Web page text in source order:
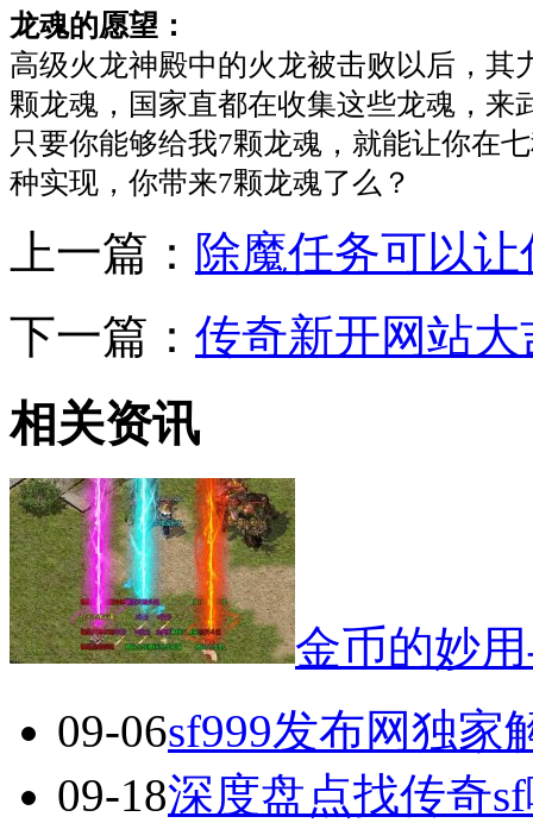
龙魂的愿望：
高级火龙神殿中的火龙被击败以后，其
颗龙魂，国家直都在收集这些龙魂，来
只要你能够给我7颗龙魂，就能让你在
种实现，你带来7颗龙魂了么？
上一篇： 除魔任务可以
下一篇： 传奇新开网站
相关资讯
金币的妙
09-06sf999发布网独家
09-18深度盘点找传奇